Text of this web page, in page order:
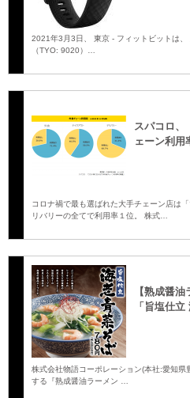
2021年3月3日、 東京 - フィットビットは、
（TYO: 9020）…
スパコロ、
ェーン利用
コロナ禍で最も選ばれた大手チェーン店は
リバリーの全てで利用率１位。 株式…
【熟成醤
「旨塩仕
株式会社物語コーポレーション(本社:愛知
する『熟成醤油ラーメン …